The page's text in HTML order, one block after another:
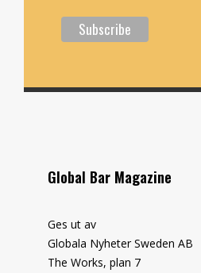
Global Bar Magazine
Ges ut av
Globala Nyheter Sweden AB
The Works, plan 7